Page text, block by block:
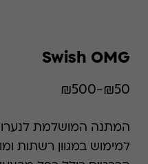
Swish OMG
₪50-₪500
המתנה המושלמת
למימוש במגוון רשתות